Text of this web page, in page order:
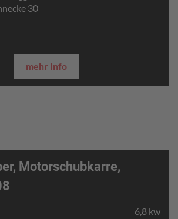
30
mehr Info
Motorschubkarre,
6,8 kw